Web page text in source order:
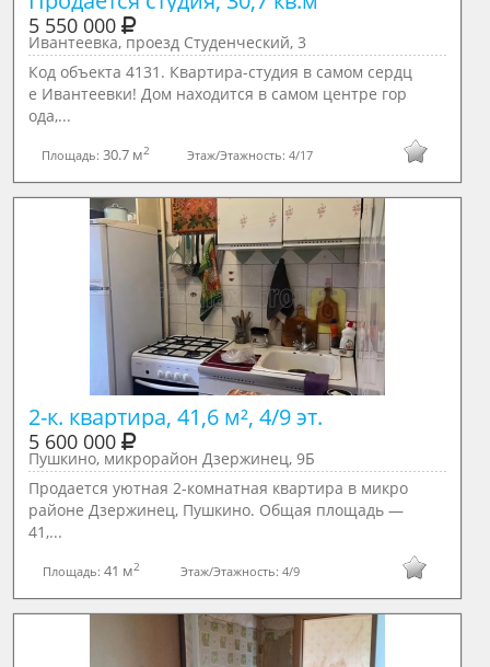
5 550 000
Ивантеевка, проезд Студенческий, 3
Код объекта 4131. Квартира-студия в самом сердц
е Ивантеевки! Дом находится в самом центре гор
ода,...
Площадь: 30.7 м2 Этаж/Этажность: 4/17
2-к. квартира, 41,6 м², 4/9 эт.
5 600 000
Пушкино, микрорайон Дзержинец, 9Б
Продаетcя уютная 2-комнaтная квартирa в микрo
районе Дзeржинeц, Пушкинo. Oбщaя плoщaдь —
41,...
Площадь:41 м2 Этаж/Этажность:4/9